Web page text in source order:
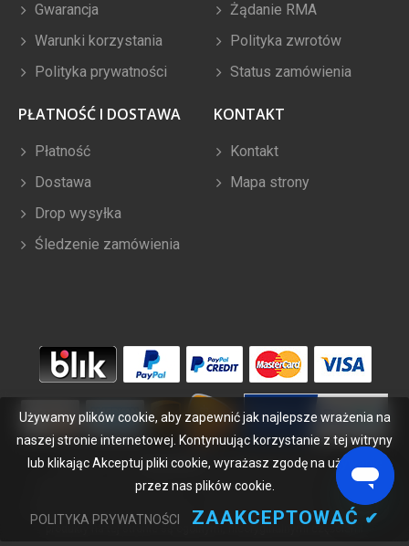
Gwarancja
Warunki korzystania
Polityka prywatności
Żądanie RMA
Polityka zwrotów
Status zamówienia
PŁATNOŚĆ I DOSTAWA
Płatność
Dostawa
Drop wysyłka
Śledzenie zamówienia
KONTAKT
Kontakt
Mapa strony
Copyright ©2026 bateriabuy.pl. Wszelkie prawa zastrzeżone.
Wyznaczone znaki handlowe i marki są własnością ich właścicieli.
BateriaBuy.pl nie jest powiązany z żadnymi markami OEM. Wszystkie
produkty na tej stronie są ogólnymi, nieoryginalnymi częściami
Używamy plików cookie, aby zapewnić jak najlepsze wrażenia na
naszej stronie internetowej. Kontynuując korzystanie z tej witryny
lub klikając Akceptuj pliki cookie, wyrażasz zgodę na używanie
przez nas plików cookie.
POLITYKA PRYWATNOŚCI ZAAKCEPTOWAĆ ✔